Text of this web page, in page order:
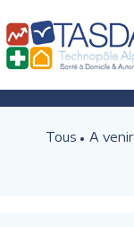
Tous A venir